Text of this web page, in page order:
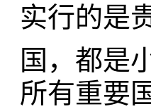
实行的是
国，都是
所有重要